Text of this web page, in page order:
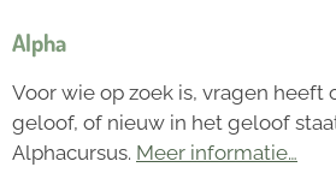
Alpha
Voor wie op zoek is, vragen heeft
geloof, of nieuw in het geloof
Alphacursus. Meer informatie…